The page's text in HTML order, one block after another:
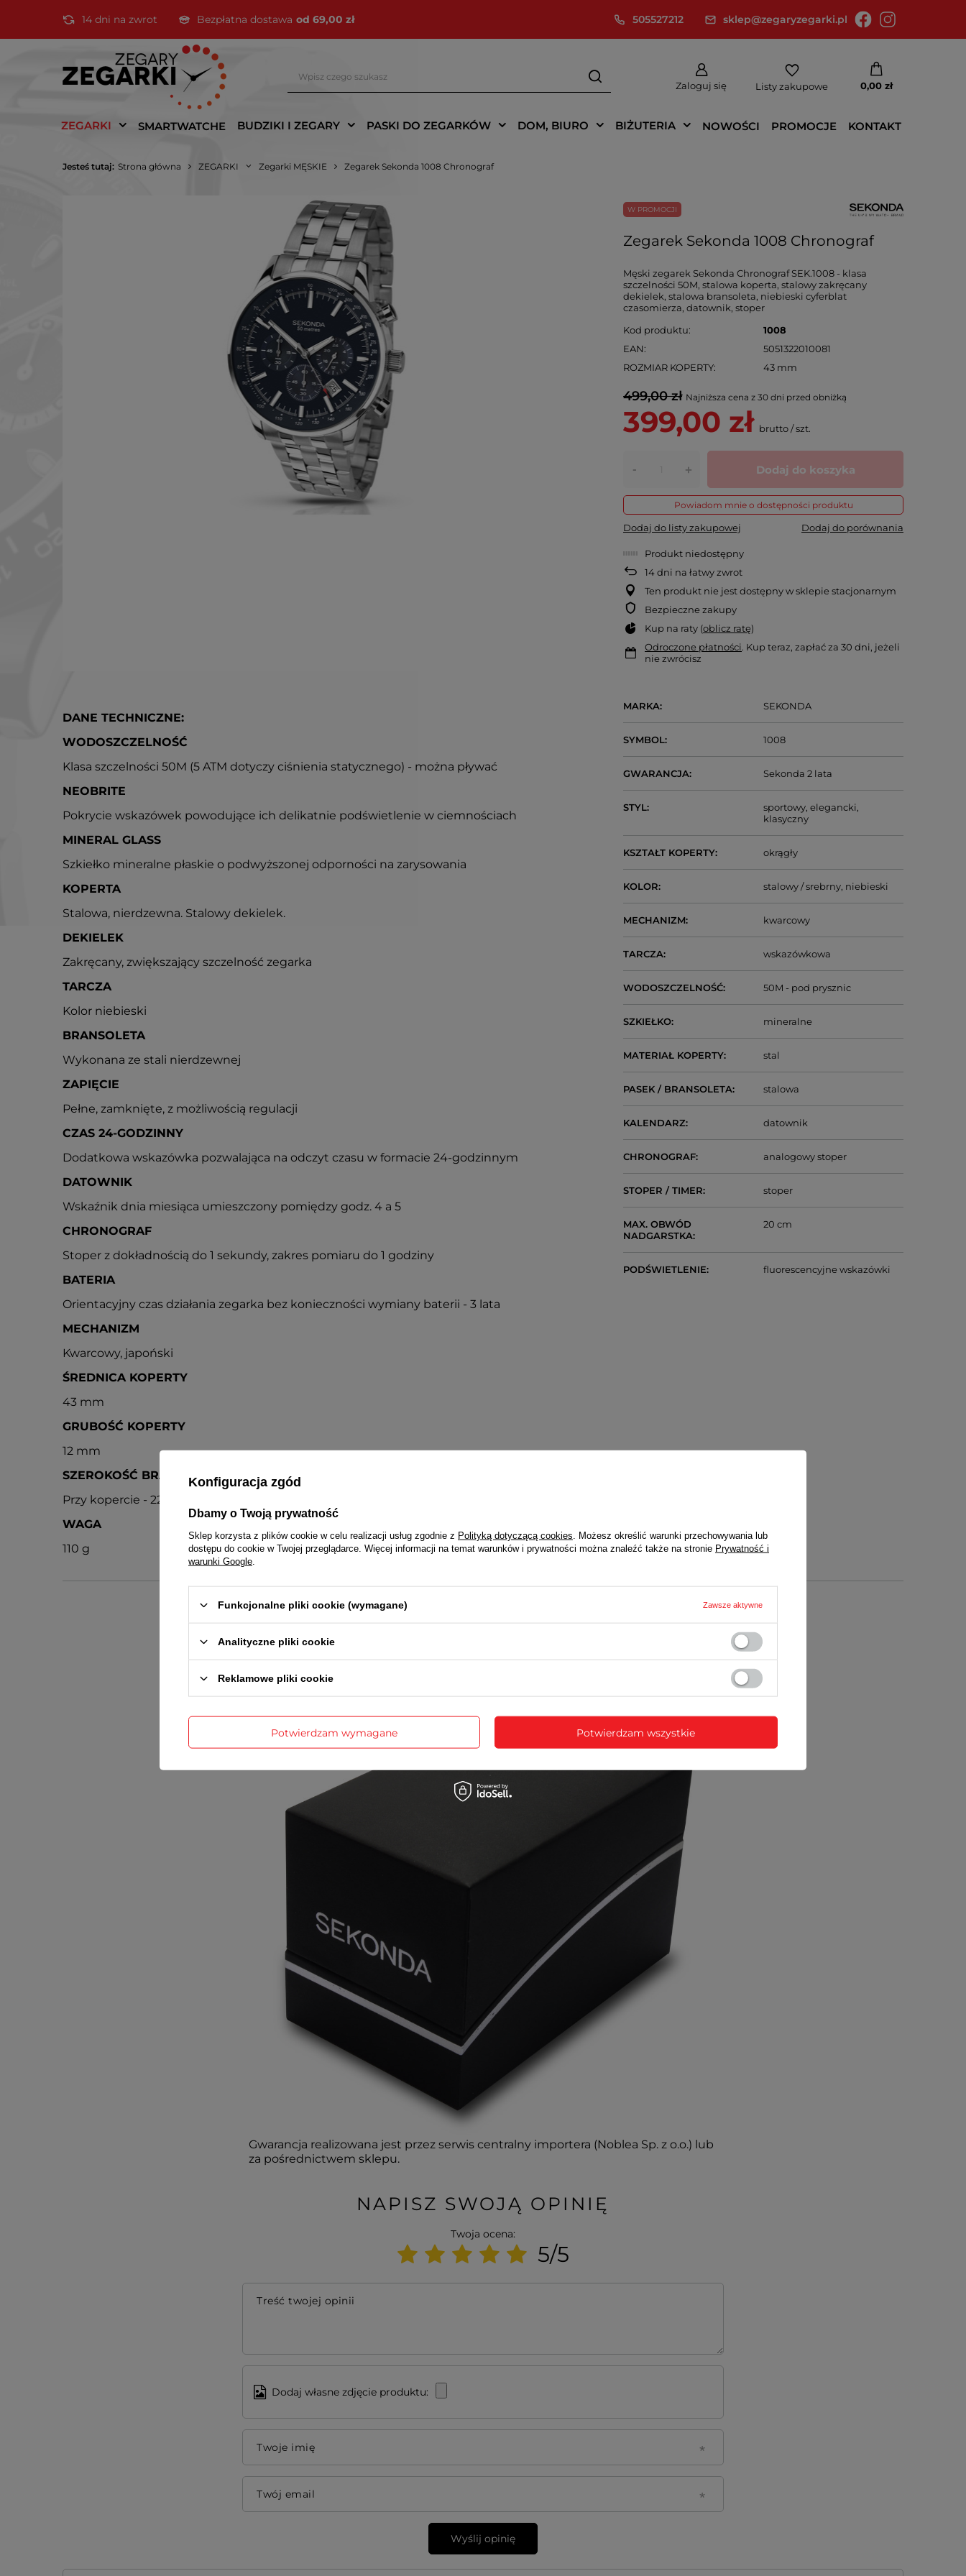
14 dni na zwrot Bezpłatna dostawa od 69,00 zł 505527212 sklep@zegaryzegarki.pl
Zaloguj się Listy zakupowe 0,00 zł
ZEGARKI SMARTWATCHE BUDZIKI I ZEGARY PASKI DO ZEGARKÓW DOM, BIURO BIŻUTERIA NOWOŚCI PROMOCJE KONTAKT
Jesteś tutaj: Strona główna ZEGARKI Zegarki MĘSKIE Zegarek Sekonda 1008 Chronograf
W PROMOCJI
Zegarek Sekonda 1008 Chronograf
Męski zegarek Sekonda Chronograf SEK.1008 - klasa
szczelności 50M, stalowa koperta, stalowy zakręcany
dekielek, stalowa bransoleta, niebieski cyferblat
czasomierza, datownik, stoper
Kod produktu
1008
EAN
5051322010081
ROZMIAR KOPERTY
43 mm
499,00 zł Najniższa cena z 30 dni przed obniżką
399,00 zł brutto/szt.
- + Dodaj do koszyka
Powiadom mnie o dostępności produktu
Dodaj do listy zakupowej Dodaj do porównania
Produkt niedostępny
14dni na łatwy zwrot
Ten produkt nie jest dostępny w sklepie stacjonarnym
Bezpieczne zakupy
Kup na raty (oblicz ratę)
Odroczone płatności. Kup teraz, zapłać za 30 dni, jeżeli
nie zwrócisz
DANE TECHNICZNE:
WODOSZCZELNOŚĆ
Klasa szczelności 50M (5 ATM dotyczy ciśnienia statycznego) - można pływać
NEOBRITE
Pokrycie wskazówek powodujące ich delikatnie podświetlenie w ciemnościach
MINERAL GLASS
Szkiełko mineralne płaskie o podwyższonej odporności na zarysowania
KOPERTA
Stalowa, nierdzewna. Stalowy dekielek.
DEKIELEK
Zakręcany, zwiększający szczelność zegarka
TARCZA
Kolor niebieski
BRANSOLETA
Wykonana ze stali nierdzewnej
ZAPIĘCIE
Pełne, zamknięte, z możliwością regulacji
CZAS 24-GODZINNY
Dodatkowa wskazówka pozwalająca na odczyt czasu w formacie 24-godzinnym
DATOWNIK
Wskaźnik dnia miesiąca umieszczony pomiędzy godz. 4 a 5
CHRONOGRAF
Stoper z dokładnością do 1 sekundy, zakres pomiaru do 1 godziny
BATERIA
Orientacyjny czas działania zegarka bez konieczności wymiany baterii - 3 lata
MECHANIZM
Kwarcowy, japoński
ŚREDNICA KOPERTY
43 mm
GRUBOŚĆ KOPERTY
12 mm
SZEROKOŚĆ BRANSOLETY
Przy kopercie - 22 mm, przy zapięciu - 20 mm
WAGA
110 g
MARKA SEKONDA
SYMBOL 1008
GWARANCJA Sekonda 2 lata
STYL sportowy elegancki
klasyczny
KSZTAŁT KOPERTY okrągły
KOLOR stalowy / srebrny niebieski
MECHANIZM kwarcowy
TARCZA wskazówkowa
WODOSZCZELNOŚĆ 50M - pod prysznic
SZKIEŁKO mineralne
MATERIAŁ KOPERTY stal
PASEK / BRANSOLETA stalowa
KALENDARZ datownik
CHRONOGRAF analogowy stoper
STOPER / TIMER stoper
MAX. OBWÓD
NADGARSTKA
20 cm
PODŚWIETLENIE fluorescencyjne wskazówki
Gwarancja realizowana jest przez serwis centralny importera (Noblea Sp. z o.o.) lub
za pośrednictwem sklepu.
NAPISZ SWOJĄ OPINIĘ
Twoja ocena:
5/5
Treść twojej opinii
Dodaj własne zdjęcie produktu:
Twoje imię
Twój email
Wyślij opinię
Konfiguracja zgód
Dbamy o Twoją prywatność
Sklep korzysta z plików cookie w celu realizacji usług zgodnie z Polityką dotyczącą cookies . Możesz określić warunki przechowywania lub
dostępu do cookie w Twojej przeglądarce. Więcej informacji na temat warunków i prywatności można znaleźć także na stronie Prywatność i
warunki Google
Funkcjonalne pliki cookie (wymagane) Zawsze aktywne
Analityczne pliki cookie
Reklamowe pliki cookie
Potwierdzam wymagane Potwierdzam wszystkie